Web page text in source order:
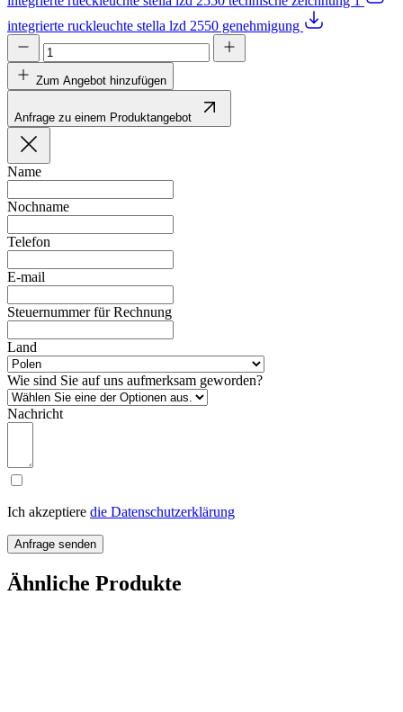
integrierte ruckleuchte stella lzd 2550 genehmigung
Zum Angebot hinzufügen
Anfrage zu einem Produktangebot
Name
Nochname
Telefon
E-mail
Steuernummer für Rechnung
Land
Wie sind Sie auf uns aufmerksam geworden?
Nachricht
Ich akzeptiere die Datenschutzerklärung
Anfrage senden
Ähnliche Produkte